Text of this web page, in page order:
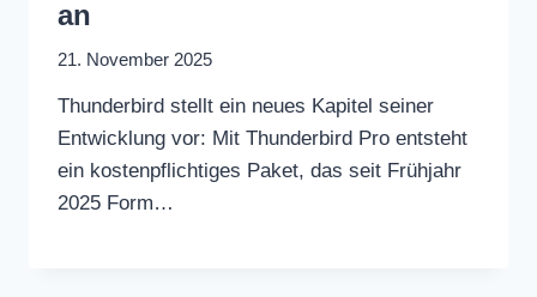
an
21. November 2025
Thunderbird stellt ein neues Kapitel seiner
Entwicklung vor: Mit Thunderbird Pro entsteht
ein kostenpflichtiges Paket, das seit Frühjahr
2025 Form…